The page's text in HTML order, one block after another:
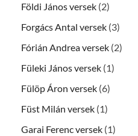
Földi János versek (2)
Forgács Antal versek (3)
Fórián Andrea versek (2)
Füleki János versek (1)
Fülöp Áron versek (6)
Füst Milán versek (1)
Garai Ferenc versek (1)